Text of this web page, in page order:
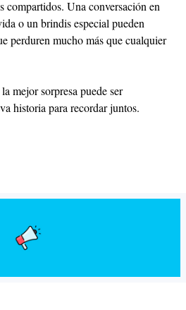
compartidos. Una conversación en
o un brindis especial pueden
perduren mucho más que cualquier
mejor sorpresa puede ser
historia para recordar juntos.